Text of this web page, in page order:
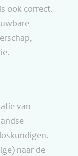
ook correct.
van
naar de